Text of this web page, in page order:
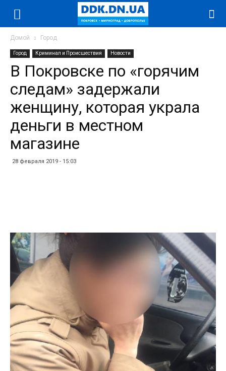
Домой Город
Город Криминал и Происшествия Новости
В Покровске по «горячим
следам» задержали
женщину, которая украла
деньги в местном
магазине
28 февраля 2019 - 15:03